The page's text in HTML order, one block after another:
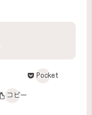
Pocket
コピー